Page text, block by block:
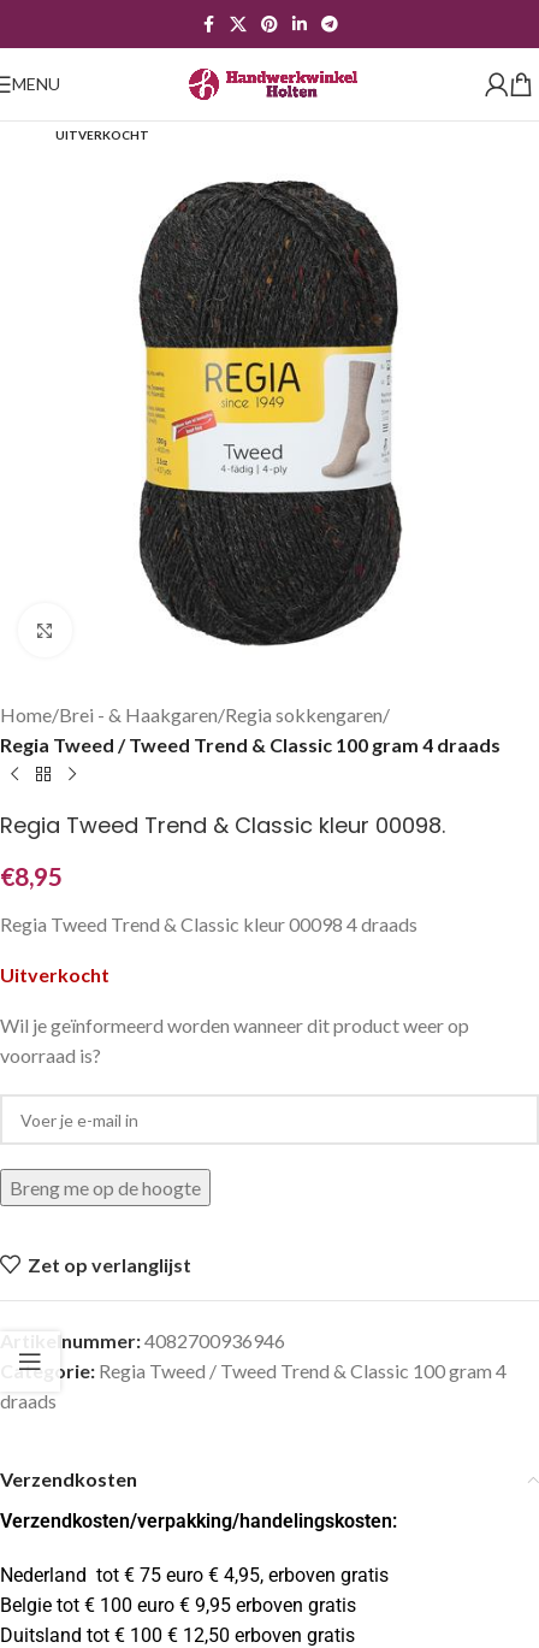
MENU
UITVERKOCHT
Klik om te vergroten
Home Brei - & Haakgaren Regia sokkengaren
Regia Tweed / Tweed Trend & Classic 100 gram 4 draads
Regia Tweed Trend & Classic kleur 00098.
€8,95
Regia Tweed Trend & Classic kleur 00098 4 draads
Uitverkocht
Wil je geïnformeerd worden wanneer dit product weer op
voorraad is?
Breng me op de hoogte
Zet op verlanglijst
Artikelnummer:4082700936946
Categorie: Regia Tweed / Tweed Trend & Classic 100 gram 4
draads
Verzendkosten
Verzendkosten/verpakking/handelingskosten:
Nederland tot € 75 euro € 4,95, erboven gratis
Belgie tot € 100 euro € 9,95 erboven gratis
Duitsland tot € 100 € 12,50 erboven gratis